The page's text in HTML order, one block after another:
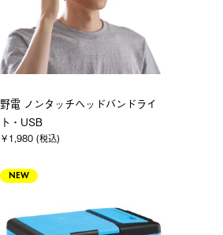
野電 ノンタッチヘッドバンドライ
ト・USB
￥1,980 (税込)
NEW